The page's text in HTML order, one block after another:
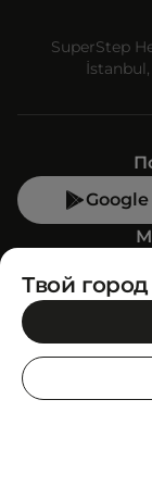
SuperStep
Твой